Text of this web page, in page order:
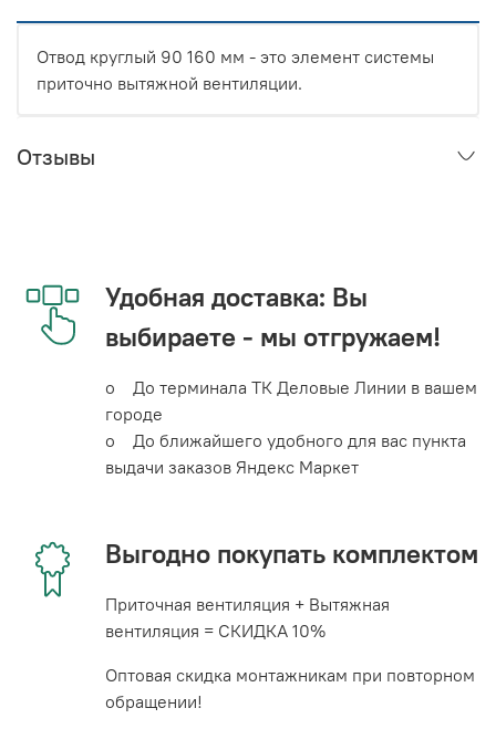
Отвод круглый 90 160 мм - это элемент системы
приточно вытяжной вентиляции.
Отзывы
Удобная доставка: Вы
выбираете - мы отгружаем!
o До терминала ТК Деловые Линии в вашем
городе
o До ближайшего удобного для вас пункта
выдачи заказов Яндекс Маркет
Выгодно покупать комплектом
Приточная вентиляция + Вытяжная
вентиляция = СКИДКА 10%
Оптовая скидка монтажникам при повторном
обращении!